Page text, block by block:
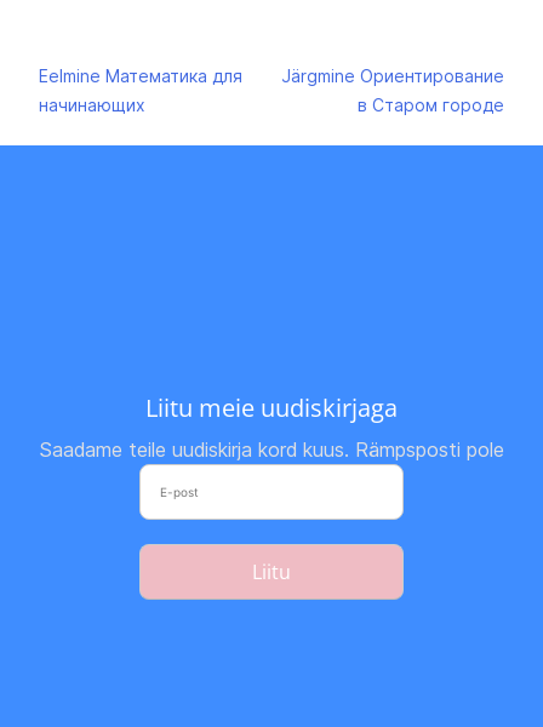
Navigeerimine
Eelmine Математика для
начинающих
Järgmine Ориентирование
в Старом городе
Liitu meie uudiskirjaga
Saadame teile uudiskirja kord kuus. Rämpsposti pole
Liitu